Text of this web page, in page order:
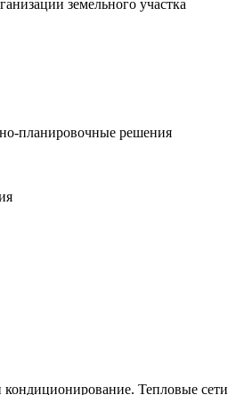
земельного участка
планировочные решения
Тепловые сети